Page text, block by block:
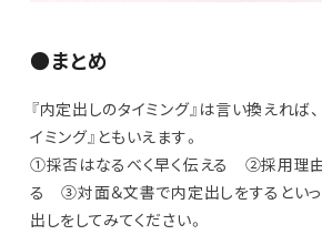
●まとめ
『内定出しのタイミング』は言い換えれば
イミング』ともいえます。
①採否はなるべく早く伝える ②採用理
る ③対面＆文書で内定出しをするとい
出しをしてみてください。